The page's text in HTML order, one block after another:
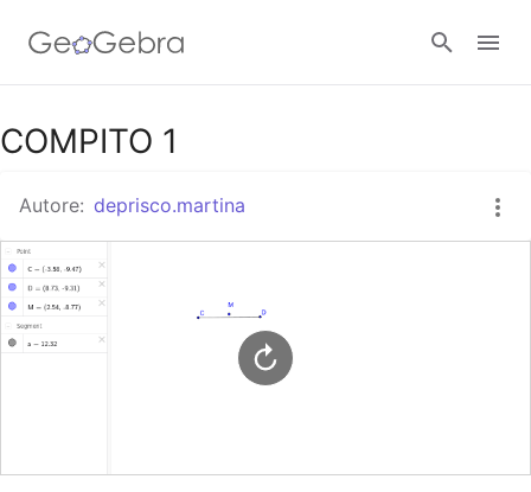
Google Classroom
GeoGebra Classroom
COMPITO 1
Autore: deprisco.martina